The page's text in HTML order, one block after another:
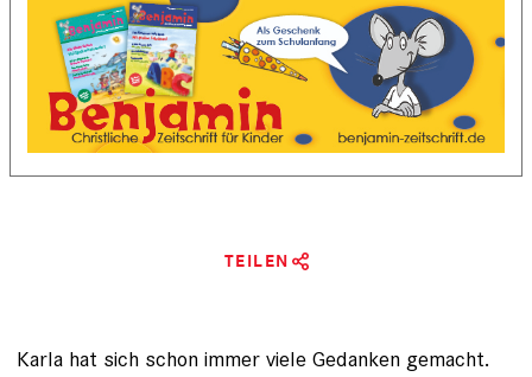
TEILEN
Karla hat sich schon immer viele Ge­danken gemacht.